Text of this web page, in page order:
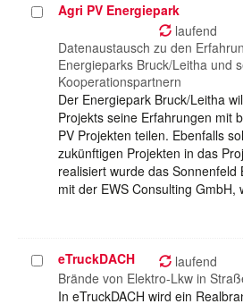
ProjektAgri PV Energiepark
laufend
Datenaustausch zu den
Energieparks Bruck/Leitha und
Kooperationspartnern
Der Energiepark Bruck/Leitha
Projekts seine Erfahrungen mit
PV Projekten teilen. Ebenfalls
zukünftigen Projekten in das
realisiert wurde das Sonnenfeld
mit der EWS Consulting
Projekt
auswählen
eTruckDACH laufend
Brände von Elektro-Lkw in
In eTruckDACH wird ein